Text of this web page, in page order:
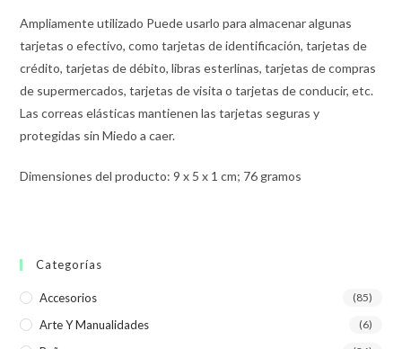
Ampliamente utilizado Puede usarlo para almacenar algunas
tarjetas o efectivo, como tarjetas de identificación, tarjetas de
crédito, tarjetas de débito, libras esterlinas, tarjetas de compras
de supermercados, tarjetas de visita o tarjetas de conducir, etc.
Las correas elásticas mantienen las tarjetas seguras y
protegidas sin Miedo a caer.
Dimensiones del producto: 9 x 5 x 1 cm; 76 gramos
Categorías
Accesorios (85)
Arte Y Manualidades (6)